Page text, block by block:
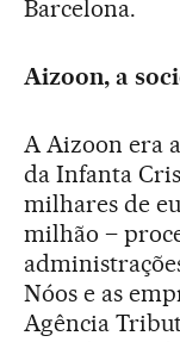
Barcelona.
Aizoon, a
A Aizoon era
da Infanta
milhares de
milhão –
Nóos e as
Agência